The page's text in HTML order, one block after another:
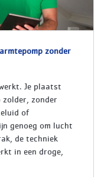
zonder
Je plaatst
zolder, zonder
of
genoeg om lucht
de techniek
in een droge,